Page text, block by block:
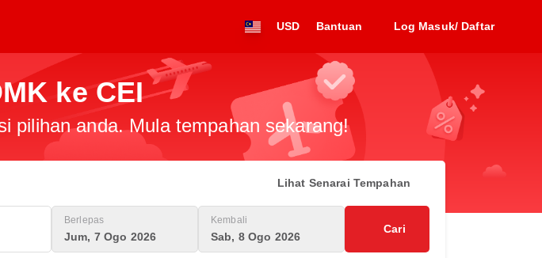
USD Bantuan Log Masuk/ Daftar
ke CEI
pilihan anda. Mula tempahan sekarang!
Lihat Senarai Tempahan
Berlepas
Jum, 7 Ogo 2026
Kembali
Sab, 8 Ogo 2026
Cari